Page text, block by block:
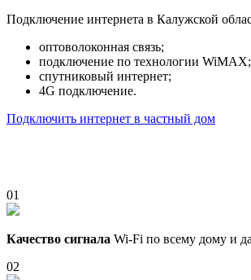
Подключение интернета в Калужской
оптоволоконная связь;
подключение по технологии WiMAX;
спутниковый интернет;
4G подключение.
Подключить интернет в частный дом
01
Качество сигнала Wi-Fi по всему дому и
02